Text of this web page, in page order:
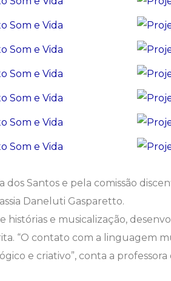
Santos e pela comissão
Daneluti Gasparetto.
histórias e musicalização,
“O contato com a linguagem
e criativo”, conta a